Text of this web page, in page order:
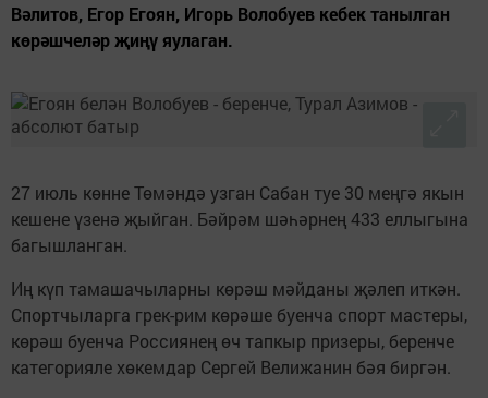
Вәлитов, Егор Егоян, Игорь Волобуев кебек танылган
көрәшчеләр җиңү яулаган.
27 июль көнне Төмәндә узган Сабан туе 30 меңгә якын
кешене үзенә җыйган. Бәйрәм шәһәрнең 433 еллыгына
багышланган.
Иң күп тамашачыларны көрәш мәйданы җәлеп иткән.
Спортчыларга грек-рим көрәше буенча спорт мастеры,
көрәш буенча Россиянең өч тапкыр призеры, беренче
категорияле хөкемдар Сергей Велижанин бәя биргән.